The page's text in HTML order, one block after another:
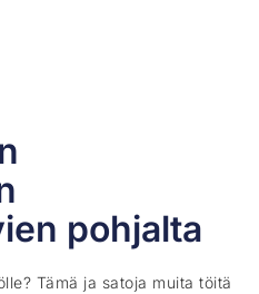
pohjalta
Tämä ja satoja muita töitä